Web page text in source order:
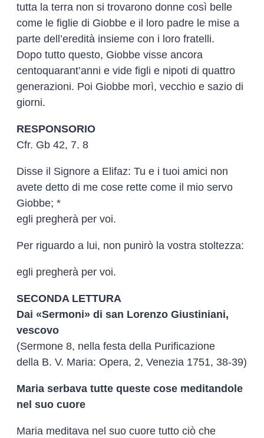
tutta la terra non si trovarono donne così belle
come le figlie di Giobbe e il loro padre le mise a
parte dell’eredità insieme con i loro fratelli.
Dopo tutto questo, Giobbe visse ancora
centoquarant’anni e vide figli e nipoti di quattro
generazioni. Poi Giobbe morì, vecchio e sazio di
giorni.
RESPONSORIO
Cfr. Gb 42, 7. 8
Disse il Signore a Elifaz: Tu e i tuoi amici non
avete detto di me cose rette come il mio servo
Giobbe; *
egli pregherà per voi.
Per riguardo a lui, non punirò la vostra stoltezza:
egli pregherà per voi.
SECONDA LETTURA
Dai «Sermoni» di san Lorenzo Giustiniani,
vescovo
(Sermone 8, nella festa della Purificazione
della B. V. Maria: Opera, 2, Venezia 1751, 38-39)
Maria serbava tutte queste cose meditandole
nel suo cuore
Maria meditava nel suo cuore tutto ciò che